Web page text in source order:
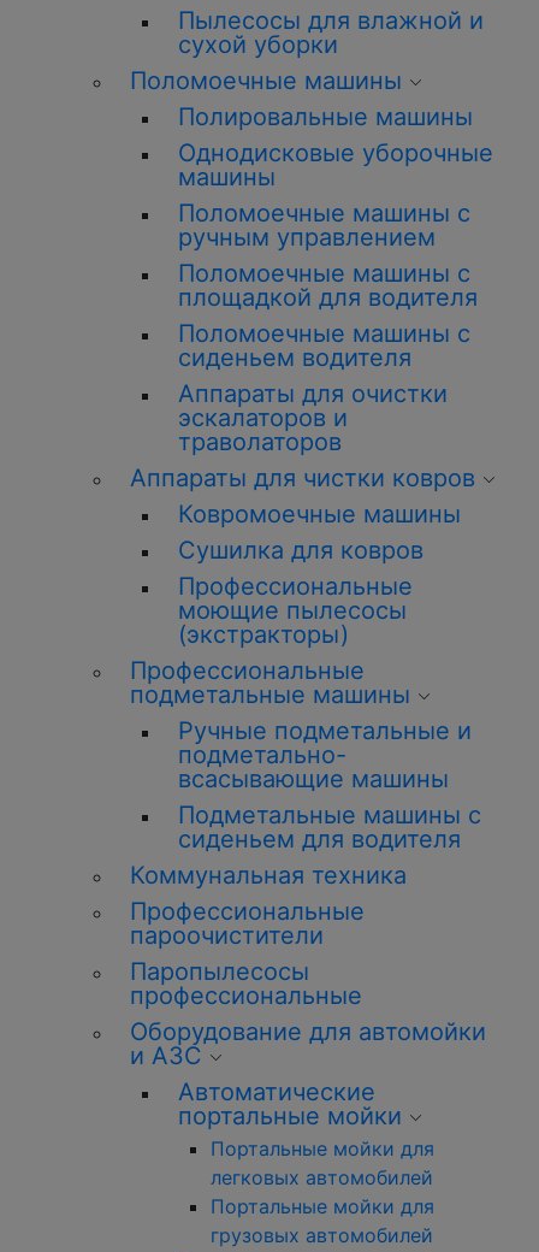
Пылесосы для влажной и
сухой уборки
Поломоечные машины
Полировальные машины
Однодисковые уборочные
машины
Поломоечные машины с
ручным управлением
Поломоечные машины с
площадкой для водителя
Поломоечные машины с
сиденьем водителя
Аппараты для очистки
эскалаторов и
траволаторов
Аппараты для чистки ковров
Ковромоечные машины
Сушилка для ковров
Профессиональные
моющие пылесосы
(экстракторы)
Профессиональные
подметальные машины
Ручные подметальные и
подметально-
всасывающие машины
Подметальные машины с
сиденьем для водителя
Коммунальная техника
Профессиональные
пароочистители
Паропылесосы
профессиональные
Оборудование для автомойки
и АЗС
Автоматические
портальные мойки
Портальные мойки для
легковых автомобилей
Портальные мойки для
грузовых автомобилей